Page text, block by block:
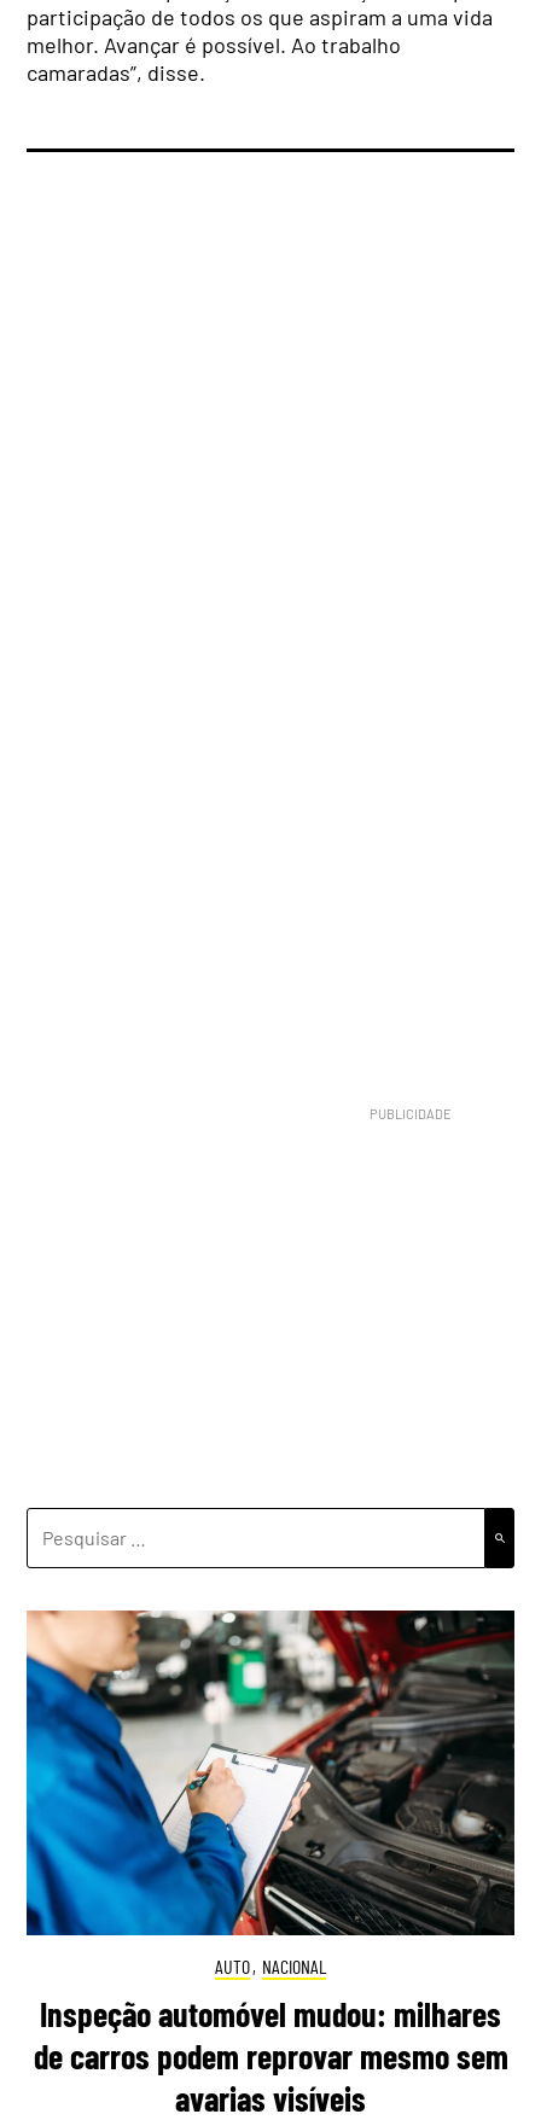
participação de todos os que aspiram a uma vida
melhor. Avançar é possível. Ao trabalho
camaradas”, disse.
AUTO, NACIONAL
Inspeção automóvel mudou: milhares
de carros podem reprovar mesmo sem
avarias visíveis